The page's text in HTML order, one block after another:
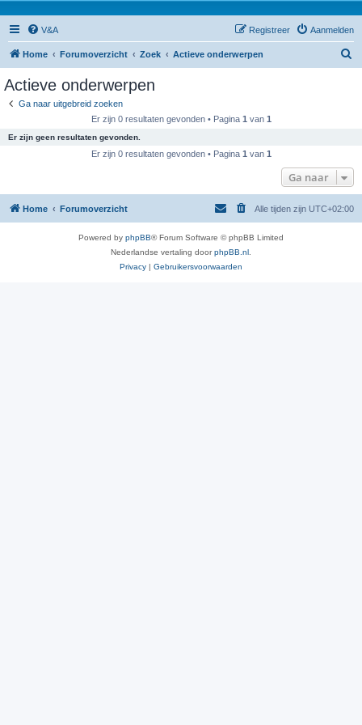
V&A Aanmelden
Registreer
Home Forumoverzicht Zoek Actieve onderwerpen
Actieve onderwerpen
Ga naar uitgebreid zoeken
Er zijn 0 resultaten gevonden • Pagina 1 van 1
Er zijn geen resultaten gevonden.
Er zijn 0 resultaten gevonden • Pagina 1 van 1
Ga naar
Home Forumoverzicht Alle tijden zijn UTC+02:00
Powered by phpBB® Forum Software © phpBB Limited
Nederlandse vertaling doorphpBB.nl
Privacy | Gebruikersvoorwaarden